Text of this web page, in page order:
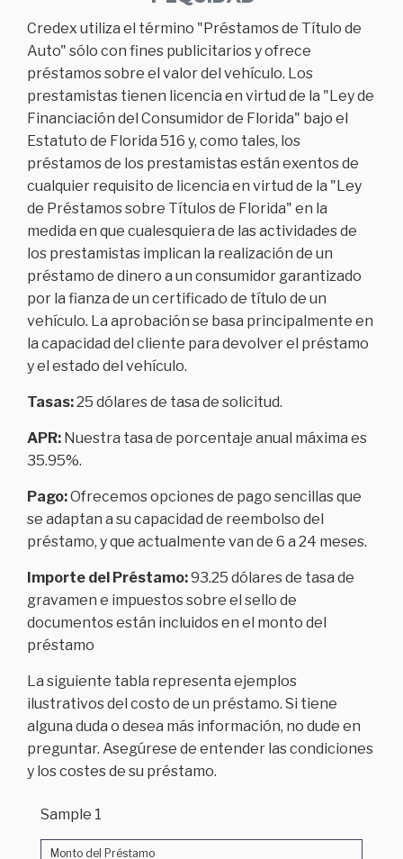
Credex utiliza el término "Préstamos de Título de
Auto" sólo con fines publicitarios y ofrece
préstamos sobre el valor del vehículo. Los
prestamistas tienen licencia en virtud de la "Ley de
Financiación del Consumidor de Florida" bajo el
Estatuto de Florida 516 y, como tales, los
préstamos de los prestamistas están exentos de
cualquier requisito de licencia en virtud de la "Ley
de Préstamos sobre Títulos de Florida" en la
medida en que cualesquiera de las actividades de
los prestamistas implican la realización de un
préstamo de dinero a un consumidor garantizado
por la fianza de un certificado de título de un
vehículo. La aprobación se basa principalmente en
la capacidad del cliente para devolver el préstamo
y el estado del vehículo.
Tasas:25 dólares de tasa de solicitud.
APR: Nuestra tasa de porcentaje anual máxima es
35.95%.
Pago:Ofrecemos opciones de pago sencillas que
se adaptan a su capacidad de reembolso del
préstamo, y que actualmente van de 6 a 24 meses.
Importe del Préstamo:93.25 dólares de tasa de
gravamen e impuestos sobre el sello de
documentos están incluidos en el monto del
préstamo
La siguiente tabla representa ejemplos
ilustrativos del costo de un préstamo. Si tiene
alguna duda o desea más información, no dude en
preguntar. Asegúrese de entender las condiciones
y los costes de su préstamo.
Sample 1
Monto del Préstamo